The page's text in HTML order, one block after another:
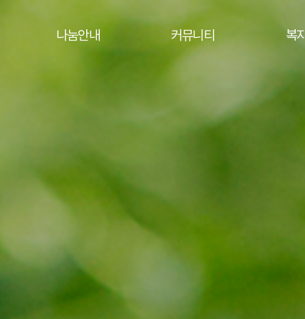
나눔안내 커뮤니티 복